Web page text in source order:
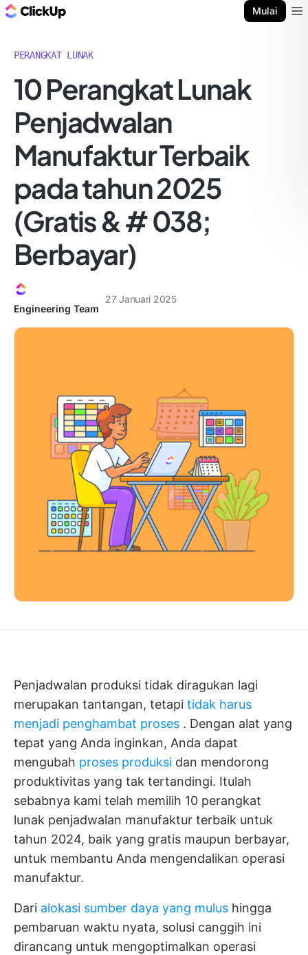
Mulai
PERANGKAT LUNAK
10 Perangkat Lunak
Penjadwalan
Manufaktur Terbaik
pada tahun 2025
(Gratis & # 038;
Berbayar)
Engineering Team
27 Januari 2025
Penjadwalan produksi tidak diragukan lagi
merupakan tantangan, tetapi tidak harus
menjadi penghambat proses . Dengan alat yang
tepat yang Anda inginkan, Anda dapat
mengubah proses produksi dan mendorong
produktivitas yang tak tertandingi. Itulah
sebabnya kami telah memilih 10 perangkat
lunak penjadwalan manufaktur terbaik untuk
tahun 2024, baik yang gratis maupun berbayar,
untuk membantu Anda mengendalikan operasi
manufaktur.
Dari alokasi sumber daya yang mulus hingga
pembaruan waktu nyata, solusi canggih ini
dirancang untuk mengoptimalkan operasi